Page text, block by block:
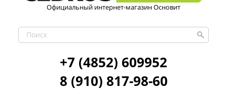
Официальный интернет-магазин Основит
+7 (4852) 609952
8 (910) 817-98-60